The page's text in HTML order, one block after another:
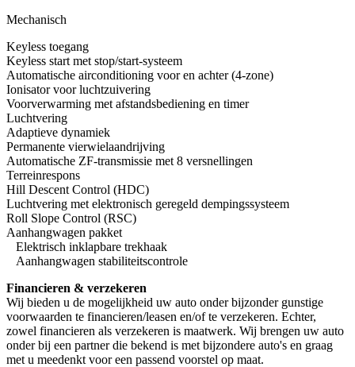
Mechanisch
Keyless toegang
Keyless start met stop/start-systeem
Automatische airconditioning voor en achter (4-zone)
Ionisator voor luchtzuivering
Voorverwarming met afstandsbediening en timer
Luchtvering
Adaptieve dynamiek
Permanente vierwielaandrijving
Automatische ZF-transmissie met 8 versnellingen
Terreinrespons
Hill Descent Control (HDC)
Luchtvering met elektronisch geregeld dempingssysteem
Roll Slope Control (RSC)
Aanhangwagen pakket
Elektrisch inklapbare trekhaak
Aanhangwagen stabiliteitscontrole
Financieren & verzekeren
Wij bieden u de mogelijkheid uw auto onder bijzonder gunstige
voorwaarden te financieren/leasen en/of te verzekeren. Echter,
zowel financieren als verzekeren is maatwerk. Wij brengen uw auto
onder bij een partner die bekend is met bijzondere auto's en graag
met u meedenkt voor een passend voorstel op maat.